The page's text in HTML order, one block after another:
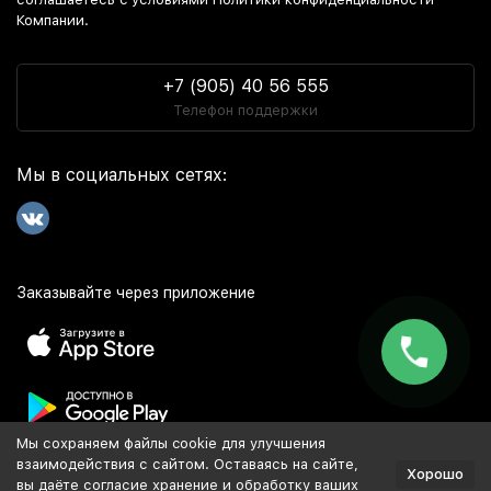
Компании.
+7 (905) 40 56 555
Телефон поддержки
Мы в социальных сетях:
Заказывайте через приложение
Популярное
Мы сохраняем файлы cookie для улучшения
взаимодействия с сайтом. Оставаясь на сайте,
вы даёте согласие хранение и обработку ваших
Хорошо